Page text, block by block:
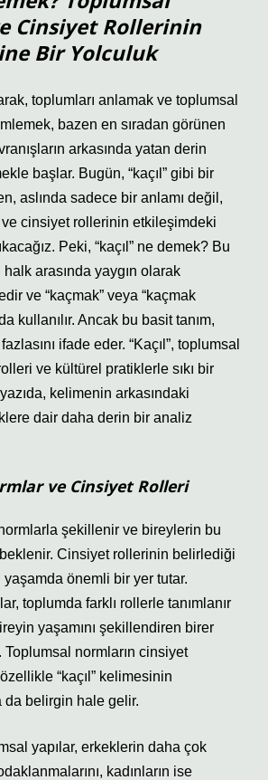
Cinsiyet Rollerinin
Bir Yolculuk
toplumları anlamak ve toplumsal
bazen en sıradan görünen
arkasında yatan derin
başlar. Bugün, “kaçıl” gibi bir
aslında sadece bir anlamı değil,
cinsiyet rollerinin etkileşimdeki
Peki, “kaçıl” ne demek? Bu
halk arasında yaygın olarak
ve “kaçmak” veya “kaçmak
kullanılır. Ancak bu basit tanım,
ifade eder. “Kaçıl”, toplumsal
ve kültürel pratiklerle sıkı bir
kelimenin arkasındaki
dair daha derin bir analiz
ve Cinsiyet Rolleri
şekillenir ve bireylerin bu
Cinsiyet rollerinin belirlediği
yaşamda önemli bir yer tutar.
toplumda farklı rollerle tanımlanır
yaşamını şekillendiren birer
normların cinsiyet
“kaçıl” kelimesinin
da belirgin hale gelir.
yapılar, erkeklerin daha çok
kadınların ise